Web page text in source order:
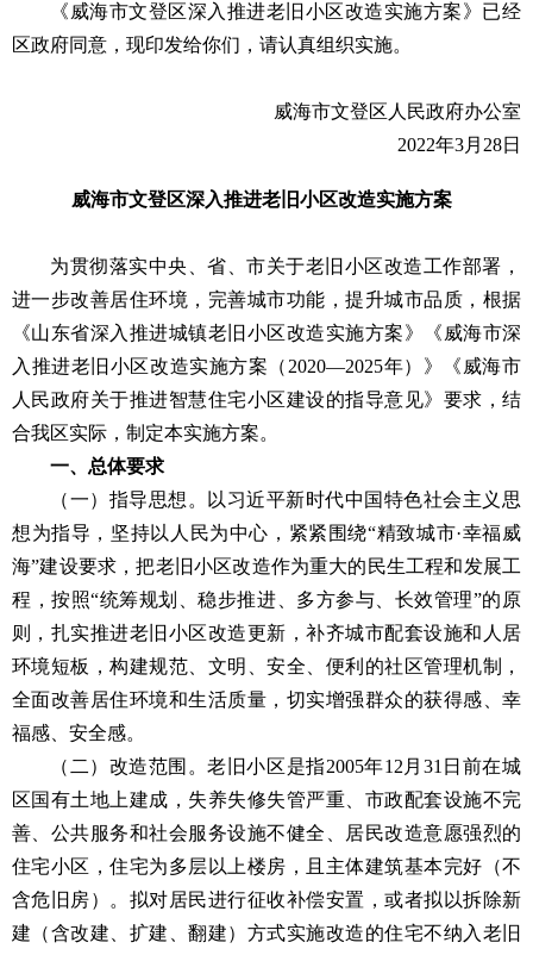
《威海市文登区深入推进老旧小区改造实施方案》已经
区政府同意，现印发给你们，请认真组织实施。
威海市文登区人民政府办公室
2022年3月28日
威海市文登区深入推进老旧小区改造实施方案
为贯彻落实中央、省、市关于老旧小区改造工作部署，
进一步改善居住环境，完善城市功能，提升城市品质，根据
《山东省深入推进城镇老旧小区改造实施方案》《威海市深
入推进老旧小区改造实施方案（2020—2025年）》《威海市
人民政府关于推进智慧住宅小区建设的指导意见》要求，结
合我区实际，制定本实施方案。
一、总体要求
（一）指导思想。以习近平新时代中国特色社会主义思
想为指导，坚持以人民为中心，紧紧围绕“精致城市·幸福威
海”建设要求，把老旧小区改造作为重大的民生工程和发展工
程，按照“统筹规划、稳步推进、多方参与、长效管理”的原
则，扎实推进老旧小区改造更新，补齐城市配套设施和人居
环境短板，构建规范、文明、安全、便利的社区管理机制，
全面改善居住环境和生活质量，切实增强群众的获得感、幸
福感、安全感。
（二）改造范围。老旧小区是指2005年12月31日前在城
区国有土地上建成，失养失修失管严重、市政配套设施不完
善、公共服务和社会服务设施不健全、居民改造意愿强烈的
住宅小区，住宅为多层以上楼房，且主体建筑基本完好（不
含危旧房）。拟对居民进行征收补偿安置，或者拟以拆除新
建（含改建、扩建、翻建）方式实施改造的住宅不纳入老旧